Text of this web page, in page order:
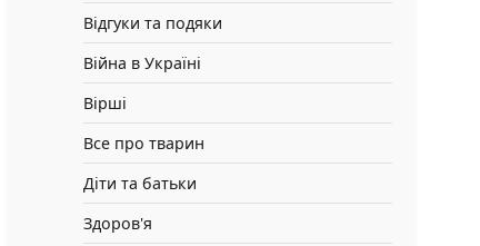
Відгуки та подяки
Війна в Україні
Вірші
Все про тварин
Діти та батьки
Здоров'я